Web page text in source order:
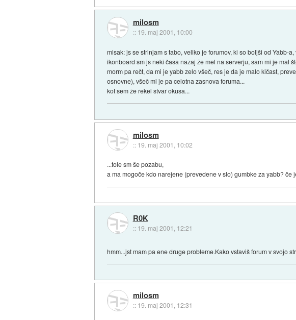
milosm
:: 19. maj 2001, 10:00
misak: js se strinjam s tabo, veliko je forumov, ki so boljši od Yabb-
ikonboard sm js neki časa nazaj že mel na serverju, sam mi je mal
morm pa rečt, da mi je yabb zelo všeč, res je da je malo kičast,
osnovne), všeč mi je pa celotna zasnova foruma...
kot sem že rekel stvar okusa...
milosm
:: 19. maj 2001, 10:02
...tole sm še pozabu,
a ma mogoče kdo narejene (prevedene v slo) gumbke za yabb? če
R0K
:: 19. maj 2001, 12:21
hmm...jst mam pa ene druge probleme.Kako vstaviš forum v svojo
milosm
:: 19. maj 2001, 12:31